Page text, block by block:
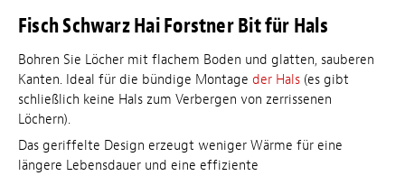
Fisch Schwarz Hai Forstner Bit für Hals
Bohren Sie Löcher mit flachem Boden und glatten, sauberen
Kanten. Ideal für die bündige Montage der Hals (es gibt
schließlich keine Hals zum Verbergen von zerrissenen
Löchern).
Das geriffelte Design erzeugt weniger Wärme für eine
längere Lebensdauer und eine effiziente